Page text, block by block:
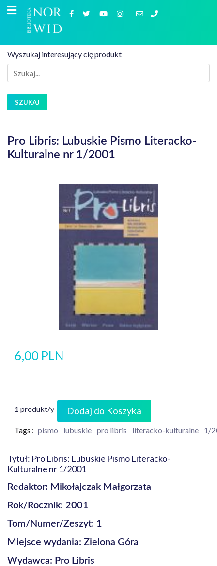
Wyszukaj interesujący cię produkt
SZUKAJ
Pro Libris: Lubuskie Pismo Literacko-
Kulturalne nr 1/2001
6,00 PLN
1 produkt/y Dodaj do Koszyka
Tags : pismo lubuskie pro libris literacko-kulturalne 1/
Tytuł: Pro Libris: Lubuskie Pismo Literacko-
Kulturalne nr 1/2001
Redaktor: Mikołajczak Małgorzata
Rok/Rocznik: 2001
Tom/Numer/Zeszyt: 1
Miejsce wydania: Zielona Góra
Wydawca: Pro Libris